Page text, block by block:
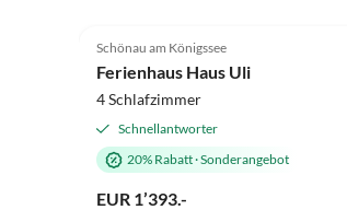
Schönau am Königssee
Ferienhaus Haus Uli
4 Schlafzimmer
Schnellantworter
20% Rabatt·Sonderangebot
EUR 1’393.-